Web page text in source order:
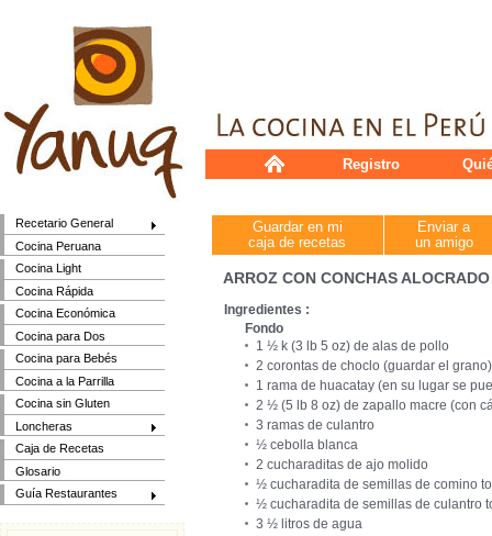
Recetario General
Cocina Peruana
Cocina Light
Cocina Rápida
Cocina Económica
Cocina para Dos
Cocina para Bebés
Cocina a la Parrilla
Cocina sin Gluten
Loncheras
Caja de Recetas
Glosario
Guía Restaurantes
Registro
Guardar en mi
caja de recetas
Enviar a
un amigo
ARROZ CON CONCHAS ALOCRADO
Ingredientes :
Fondo
1 ½ k (3 lb 5 oz) de alas de pollo
2 corontas de choclo (guardar el grano)
1 rama de huacatay (en su lugar se
2 ½ (5 lb 8 oz) de zapallo macre (con
3 ramas de culantro
½ cebolla blanca
2 cucharaditas de ajo molido
½ cucharadita de semillas de comino
½ cucharadita de semillas de culantro
3 ½ litros de agua